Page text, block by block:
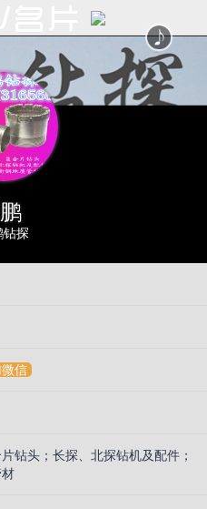
钻探
微信
钻头；长探、北探钻机及配件；